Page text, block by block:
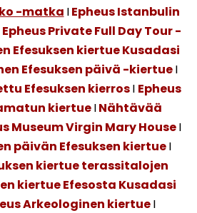
-matka IEpheus Istanbulin
Epheus Private Full Day Tour -
Efesuksen kiertue Kusadasi
Efesuksen päivä -kiertueI
Efesuksen kierrosI Epheus
kiertueINähtävää
Museum Virgin Mary HouseI
päivän Efesuksen kiertueI
kiertue terassitalojen
kiertue Efesosta Kusadasi
Arkeologinen kiertueI